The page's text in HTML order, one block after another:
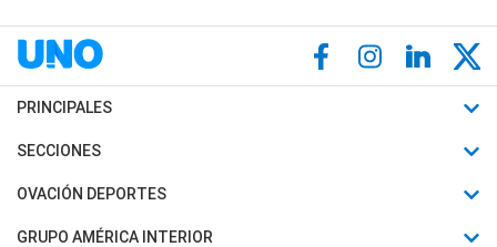
PRINCIPALES
Últimas Noticias
Política
SECCIONES
Horóscopo
Motores
OVACIÓN DEPORTES
Fútbol
GRUPO AMÉRICA INTERIOR